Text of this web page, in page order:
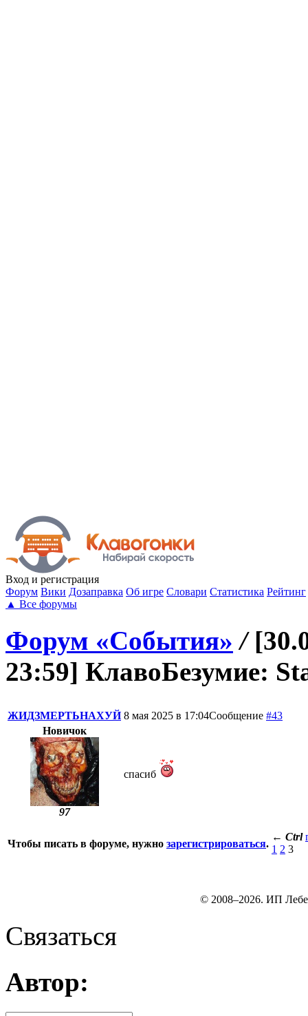
Вход и регистрация
Форум Вики Дозаправка Об игре Словари Статистика Рейтинг
▲ Все форумы
Форум «События» /
23:59] КлавоБезумие:
ЖИДЗМЕРТЬНАХУЙ Сообщение #43
8 мая 2025 в 17:04
Новичок
97
спасиб
Чтобы писать в форуме, нужно зарегистрироваться.
← Ctrl
1 2 3
© 2008–2026. ИП
Связаться
Автор: